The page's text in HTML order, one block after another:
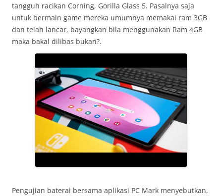
tangguh racikan Corning, Gorilla Glass 5. Pasalnya saja
untuk bermain game mereka umumnya memakai ram 3GB
dan telah lancar, bayangkan bila menggunakan Ram 4GB
maka bakal dilibas bukan?.
Pengujian baterai bersama aplikasi PC Mark menyebutkan,